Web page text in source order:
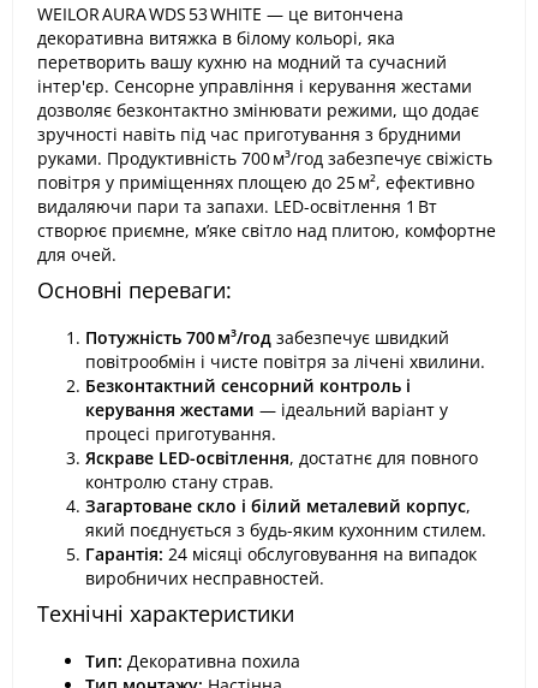
WEILOR AURA WDS 53 WHITE — це витончена
декоративна витяжка в білому кольорі, яка
перетворить вашу кухню на модний та сучасний
інтер'єр. Сенсорне управління і керування жестами
дозволяє безконтактно змінювати режими, що додає
зручності навіть під час приготування з брудними
руками. Продуктивність 700 м³/год забезпечує свіжість
повітря у приміщеннях площею до 25 м², ефективно
видаляючи пари та запахи. LED-освітлення 1 Вт
створює приємне, м’яке світло над плитою, комфортне
для очей.
Основні переваги:
Потужність 700 м³/год забезпечує швидкий
повітрообмін і чисте повітря за лічені хвилини.
Безконтактний сенсорний контроль і
керування жестами — ідеальний варіант у
процесі приготування.
Яскраве LED-освітлення, достатнє для повного
контролю стану страв.
Загартоване скло і білий металевий корпус,
який поєднується з будь-яким кухонним стилем.
Гарантія: 24 місяці обслуговування на випадок
виробничих несправностей.
Технічні характеристики
Тип: Декоративна похила